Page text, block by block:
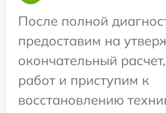
После полной
предоставим на
окончательный
работ и приступим к
восстановлению